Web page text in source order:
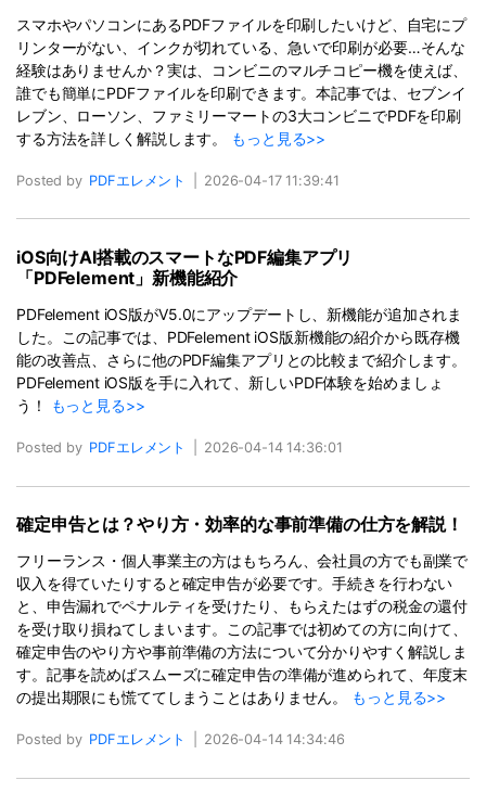
スマホやパソコンにあるPDFファイルを印刷したいけど、自宅にプ
リンターがない、インクが切れている、急いで印刷が必要…そんな
経験はありませんか？実は、コンビニのマルチコピー機を使えば、
誰でも簡単にPDFファイルを印刷できます。本記事では、セブンイ
レブン、ローソン、ファミリーマートの3大コンビニでPDFを印刷
する方法を詳しく解説します。
もっと見る>>
Posted by PDFエレメント 2026-04-17 11:39:41
iOS向けAI搭載のスマートなPDF編集アプリ
「PDFelement」新機能紹介
PDFelement iOS版がV5.0にアップデートし、新機能が追加されま
した。この記事では、PDFelement iOS版新機能の紹介から既存機
能の改善点、さらに他のPDF編集アプリとの比較まで紹介します。
PDFelement iOS版を手に入れて、新しいPDF体験を始めましょ
う！
もっと見る>>
Posted by PDFエレメント 2026-04-14 14:36:01
確定申告とは？やり方・効率的な事前準備の仕方を解説！
フリーランス・個人事業主の方はもちろん、会社員の方でも副業で
収入を得ていたりすると確定申告が必要です。手続きを行わない
と、申告漏れでペナルティを受けたり、もらえたはずの税金の還付
を受け取り損ねてしまいます。この記事では初めての方に向けて、
確定申告のやり方や事前準備の方法について分かりやすく解説しま
す。記事を読めばスムーズに確定申告の準備が進められて、年度末
の提出期限にも慌ててしまうことはありません。
もっと見る>>
Posted by PDFエレメント 2026-04-14 14:34:46